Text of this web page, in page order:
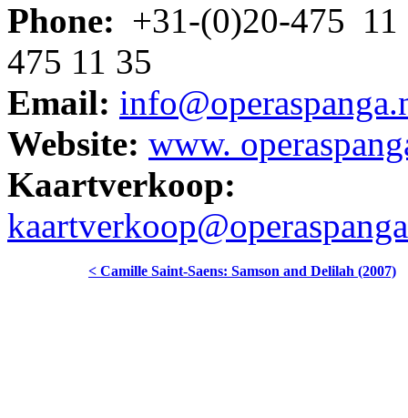
Phone: +31-(0)20-475
475 11 35
Email:
Website: www.
Kaartverkoop:
< Camille Saint-Saens: Samson and Delilah (2007)